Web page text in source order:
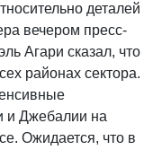
деталей
вечером пресс-
Агари сказал, что
районах сектора.
и Джебалии на
Ожидается, что в